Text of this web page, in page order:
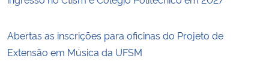
Abertas as inscrições para oficinas do Projeto de
Extensão em Música da UFSM